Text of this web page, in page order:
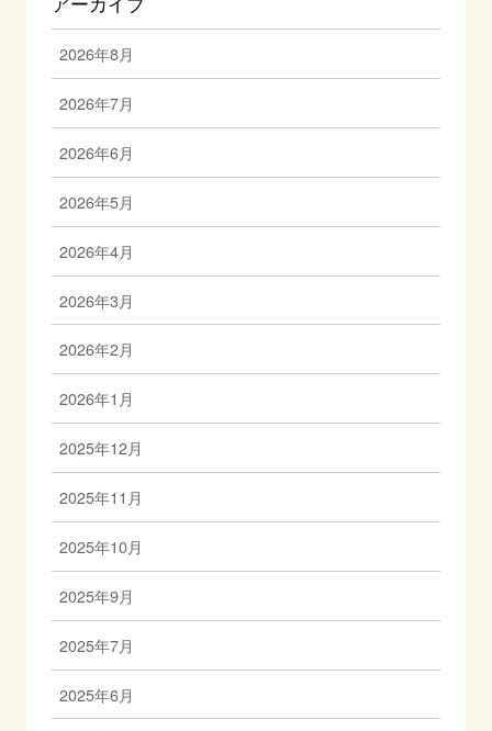
2026年8月
2026年7月
2026年6月
2026年5月
2026年4月
2026年3月
2026年2月
2026年1月
2025年12月
2025年11月
2025年10月
2025年9月
2025年7月
2025年6月